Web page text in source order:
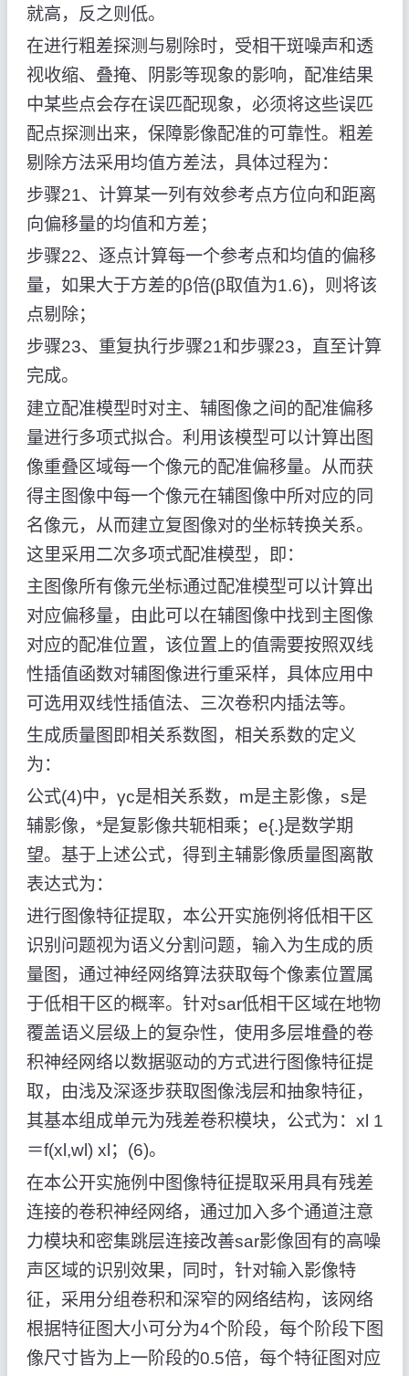
就高，反之则低。
在进行粗差探测与剔除时，受相干斑噪声和透
视收缩、叠掩、阴影等现象的影响，配准结果
中某些点会存在误匹配现象，必须将这些误匹
配点探测出来，保障影像配准的可靠性。粗差
剔除方法采用均值方差法，具体过程为：
步骤21、计算某一列有效参考点方位向和距离
向偏移量的均值和方差；
步骤22、逐点计算每一个参考点和均值的偏移
量，如果大于方差的β倍(β取值为1.6)，则将该
点剔除；
步骤23、重复执行步骤21和步骤23，直至计算
完成。
建立配准模型时对主、辅图像之间的配准偏移
量进行多项式拟合。利用该模型可以计算出图
像重叠区域每一个像元的配准偏移量。从而获
得主图像中每一个像元在辅图像中所对应的同
名像元，从而建立复图像对的坐标转换关系。
这里采用二次多项式配准模型，即：
主图像所有像元坐标通过配准模型可以计算出
对应偏移量，由此可以在辅图像中找到主图像
对应的配准位置，该位置上的值需要按照双线
性插值函数对辅图像进行重采样，具体应用中
可选用双线性插值法、三次卷积内插法等。
生成质量图即相关系数图，相关系数的定义
为：
公式(4)中，γc是相关系数，m是主影像，s是
辅影像，*是复影像共轭相乘；e{.}是数学期
望。基于上述公式，得到主辅影像质量图离散
表达式为：
进行图像特征提取，本公开实施例将低相干区
识别问题视为语义分割问题，输入为生成的质
量图，通过神经网络算法获取每个像素位置属
于低相干区的概率。针对sar低相干区域在地物
覆盖语义层级上的复杂性，使用多层堆叠的卷
积神经网络以数据驱动的方式进行图像特征提
取，由浅及深逐步获取图像浅层和抽象特征，
其基本组成单元为残差卷积模块，公式为：xl 1
＝f(xl,wl) xl；(6)。
在本公开实施例中图像特征提取采用具有残差
连接的卷积神经网络，通过加入多个通道注意
力模块和密集跳层连接改善sar影像固有的高噪
声区域的识别效果，同时，针对输入影像特
征，采用分组卷积和深窄的网络结构，该网络
根据特征图大小可分为4个阶段，每个阶段下图
像尺寸皆为上一阶段的0.5倍，每个特征图对应